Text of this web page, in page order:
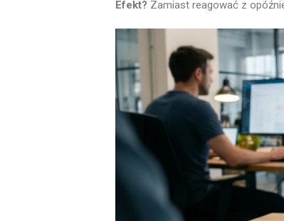
Efekt? Zamiast reagować z